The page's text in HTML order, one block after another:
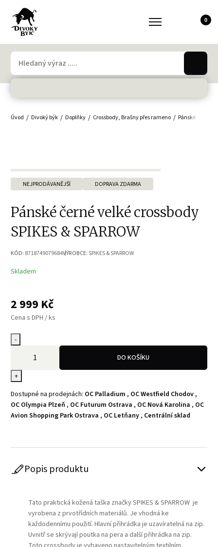
0
Úvod Divoký býk Doplňky Crossbody, Brašny přes rameno Pánské
NEJPRODÁVANĚJŠÍ DOPRAVA ZDARMA
Pánské černé velké crossbody
SPIKES & SPARROW
KÓD: 8718749079684VÝROBCE: SPIKES & SPARROW
Skladem
2 999 Kč
Cena s DPH / ks
-
+
DO KOŠÍKU
Dostupné na prodejnách: OC Palladium , OC Westfield Chodov ,
OC Olympia Plzeň , OC Futurum Ostrava , OC Nová Karolina , OC
Avion Shopping Park Ostrava , OC Letňany , Centrální sklad
Popis produktu
Play
Tato praktická kožená taška značky SPIKES & SPARROW je
vyrobena z prvotřídních materiálů. Je vhodná ke
každodennímu použití. Hlavní přihrádka je uzavíratelná na zip.
Uvnitř se skrývají poutka na pera a další přihrádka na zip.